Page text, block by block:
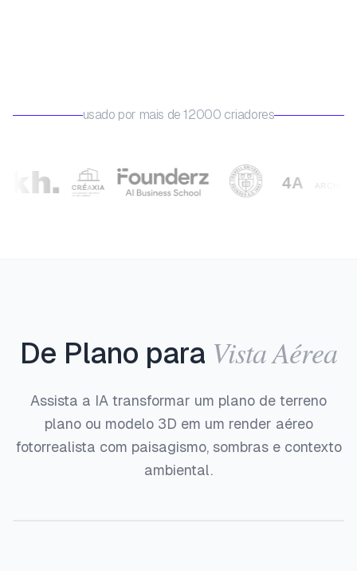
usado por mais de 12000 criadores
De Plano para Vista Aérea
Assista a IA transformar um plano de terreno
plano ou modelo 3D em um render aéreo
fotorrealista com paisagismo, sombras e contexto
ambiental.